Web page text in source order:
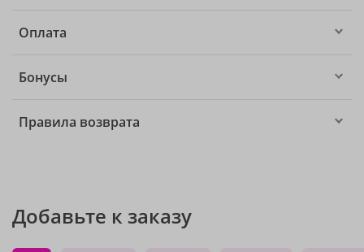
Оплата
Бонусы
Правила возврата
Добавьте к заказу